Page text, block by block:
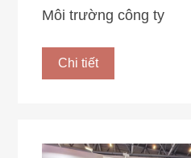
Môi trường công ty
Chi tiết